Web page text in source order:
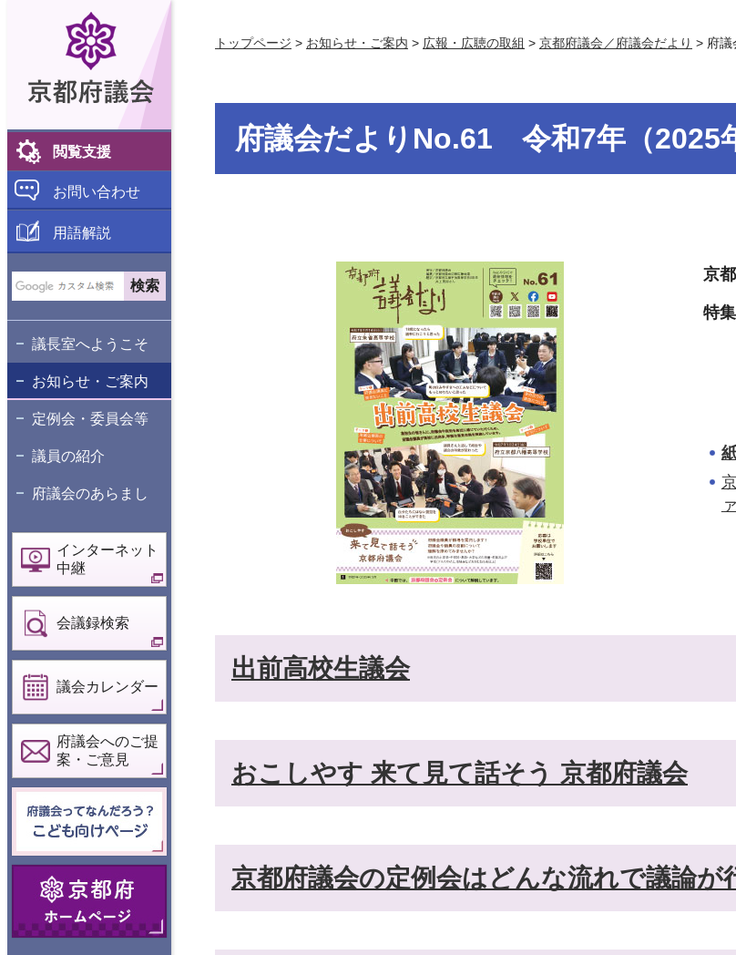
京都府議会
閲覧支援
お問い合わせ
用語解説
議長室へようこそ
お知らせ・ご案内
定例会・委員会等
議員の紹介
府議会のあらまし
インターネット
中継
会議録検索
議会カレンダー
府議会へのご提
案・ご意見
府議会ってなん
だろう？こども
向けページ
京都府ホームペ
ージ
トップページ > お知らせ・ご案内 > 広報・広聴の取組 > 京都府議会／府議会だより > 府
府議会だよりNo.61 令和7年（2025
京
特
出前高校生議会
おこしやす 来て見て話そう 京都府議会
京都府議会の定例会はどんな流れで議論が